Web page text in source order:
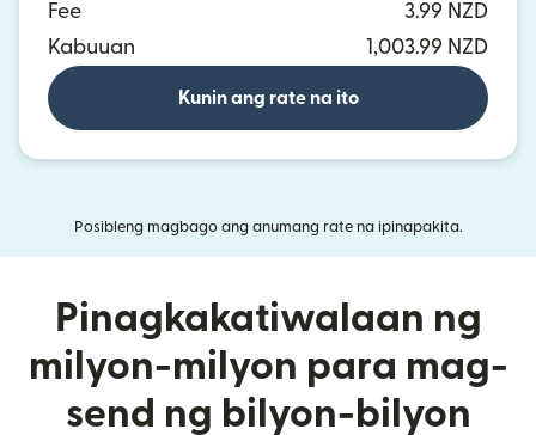
Fee
3.99 NZD
Kabuuan
1,003.99 NZD
Kunin ang rate na ito
Posibleng magbago ang anumang rate na ipinapakita.
Pinagkakatiwalaan ng
milyon-milyon para mag-
send ng bilyon-bilyon